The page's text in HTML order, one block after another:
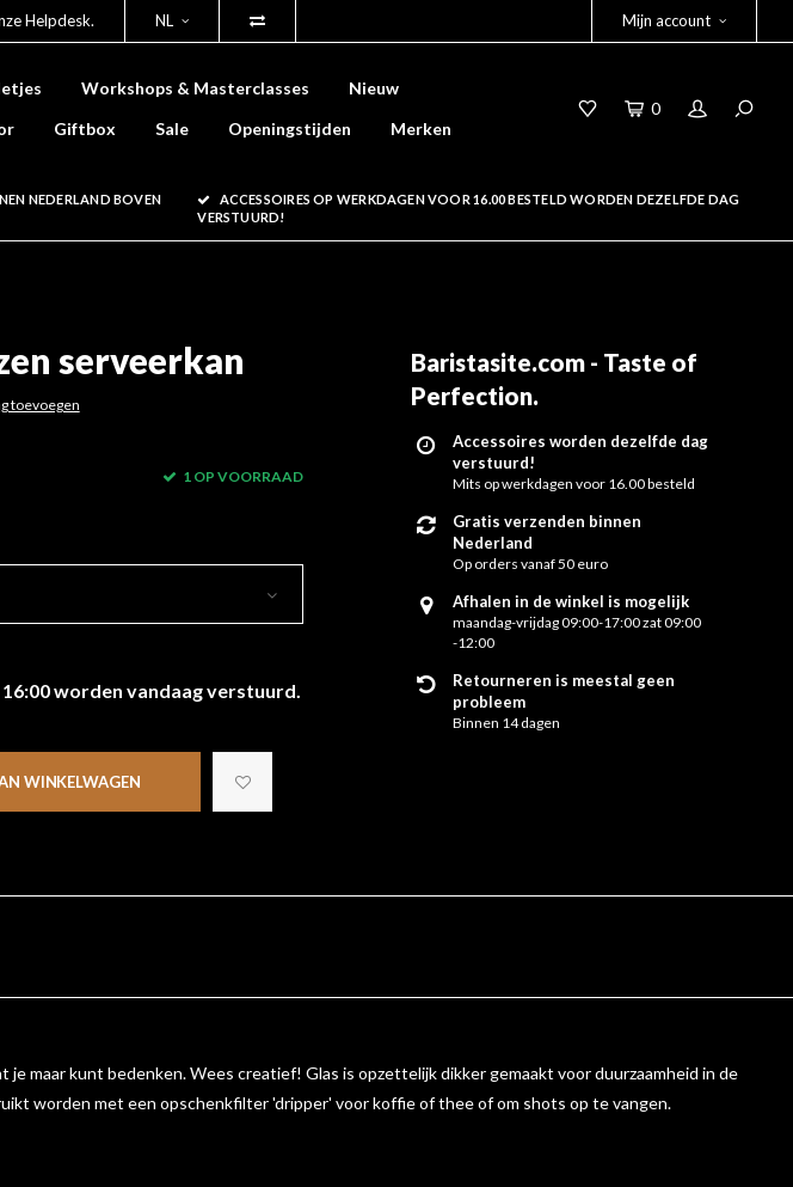
Helpdesk. NL Mijn account
Workshops & Masterclasses
Nieuw
Giftbox Sale Openingstijden Merken
0
NEDERLAND BOVEN
ACCESSOIRES OP WERKDAGEN VOOR 16.00 BESTELD WORDEN DEZELFDE DAG
VERSTUURD!
serveerkan
toevoegen
1 OP VOORRAAD
worden vandaag verstuurd.
WINKELWAGEN
Baristasite.com - Taste of
Perfection.
Accessoires worden dezelfde dag
verstuurd!
Mits op werkdagen voor 16.00 besteld
Gratis verzenden binnen
Nederland
Op orders vanaf 50 euro
Afhalen in de winkel is mogelijk
maandag-vrijdag 09:00-17:00 zat 09:00
-12:00
Retourneren is meestal geen
probleem
Binnen 14 dagen
maar kunt bedenken. Wees creatief! Glas is opzettelijk dikker gemaakt voor duurzaamheid in de
worden met een opschenkfilter 'dripper' voor koffie of thee of om shots op te vangen.